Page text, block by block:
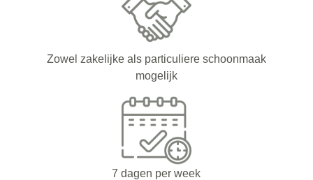
Zowel zakelijke als particuliere schoonmaak
mogelijk
7 dagen per week